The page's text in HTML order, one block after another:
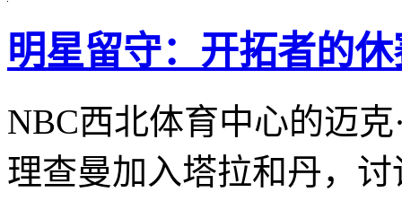
明星留守：开拓者的
NBC西北体育中心的迈
理查曼加入塔拉和丹，